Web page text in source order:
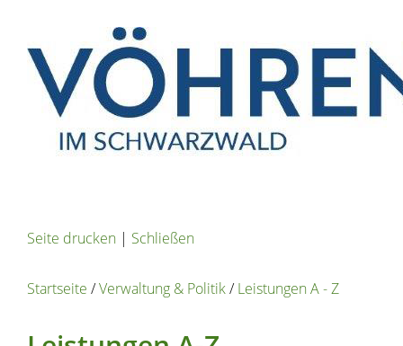
Seite drucken | Schließen
Startseite /Verwaltung & Politik/Leistungen A - Z